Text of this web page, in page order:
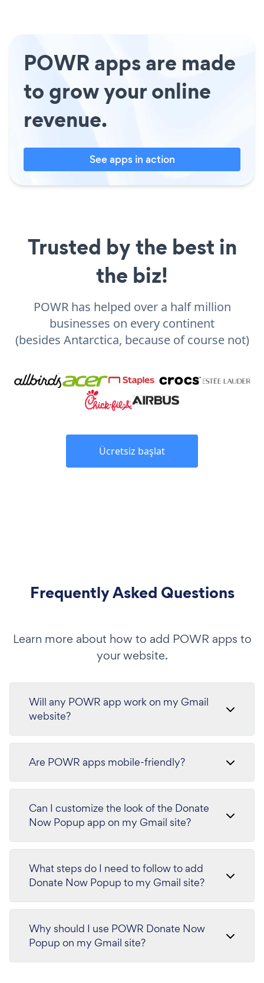
POWR apps are made
to grow your online
revenue.
See apps in action
Trusted by the best in
the biz!
POWR has helped over a half million
businesses on every continent
(besides Antarctica, because of course not)
Ücretsiz başlat
Frequently Asked Questions
Learn more about how to add POWR apps to
your website.
Will any POWR app work on my Gmail
website?
Are POWR apps mobile-friendly?
Can I customize the look of the Donate
Now Popup app on my Gmail site?
What steps do I need to follow to add
Donate Now Popup to my Gmail site?
Why should I use POWR Donate Now
Popup on my Gmail site?